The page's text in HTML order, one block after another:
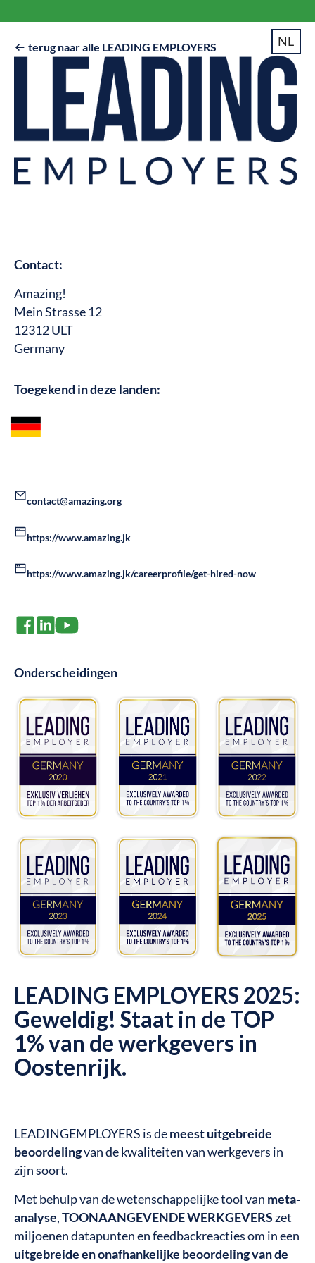
 terug naar alle LEADING EMPLOYERS NL
Contact:
Amazing!
Mein Strasse 12
12312 ULT
Germany
Toegekend in deze landen:
contact@amazing.org
https://www.amazing.jk
https://www.amazing.jk/careerprofile/get-hired-now
Onderscheidingen
LEADING EMPLOYERS 2025:
Geweldig! Staat in de TOP
1% van de werkgevers in
Oostenrijk.
LEADINGEMPLOYERS is demeest uitgebreide
beoordelingvan de kwaliteiten van werkgevers in
zijn soort.
Met behulp van de wetenschappelijke tool van meta-
analyse,TOONAANGEVENDE WERKGEVERSzet
miljoenen datapunten en feedbackreacties om in een
uitgebreide en onafhankelijke beoordeling van de